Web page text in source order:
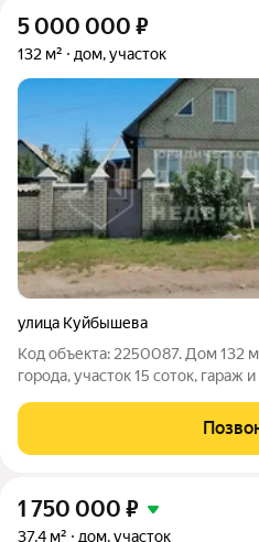
5 000 000 ₽
132 м² дом, участок
улица Куйбышева
Код объекта: 2250087. Дом 132 м на
города, участок 15 соток, гараж и баня сочетание
комнаты и продуманная
ощущение уюта
1 750 000 ₽
37,4 м² дом, участок